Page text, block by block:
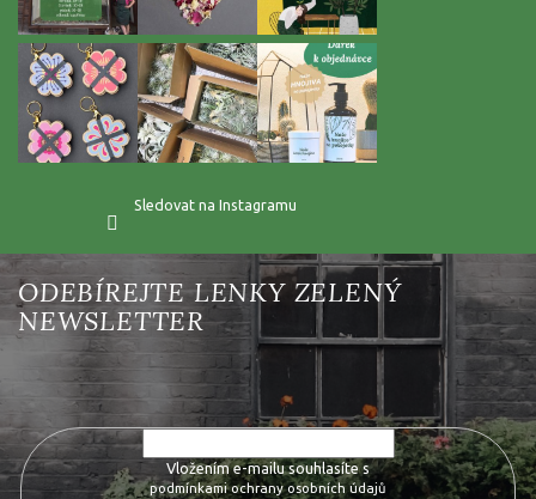
Sledovat na Instagramu
Vložte svůj e-mail a my vám budeme zasílat informace o nových
produktech na našem e-shopu.
Vložením e-mailu souhlasíte s
podmínkami ochrany osobních údajů